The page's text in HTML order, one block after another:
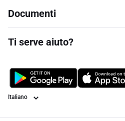
Documenti
Ti serve aiuto?
Lingua